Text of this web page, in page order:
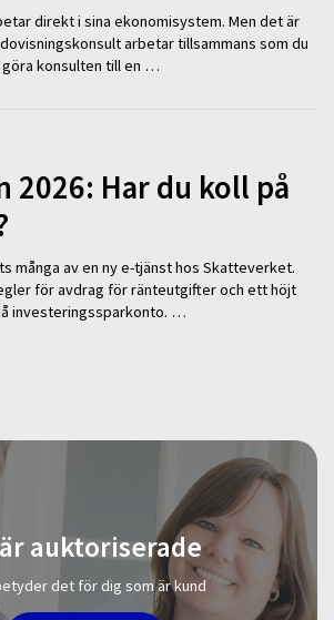
direkt i sina ekonomisystem. Men det är
arbetar tillsammans som du
konsulten till en …
2026: Har du koll på
många av en ny e-tjänst hos Skatteverket.
för avdrag för ränteutgifter och ett höjt
investeringssparkonto. …
auktoriserade
det för dig som är kund